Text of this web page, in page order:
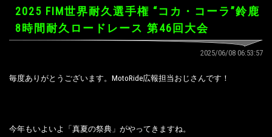
2025 FIM世界耐久選手権 “コカ・コーラ”鈴鹿
8時間耐久ロードレース 第46回大会
2025/06/08 06:53:57
毎度ありがとうございます。MotoRide広報担当おじさんです！
今年もいよいよ「真夏の祭典」がやってきますね。